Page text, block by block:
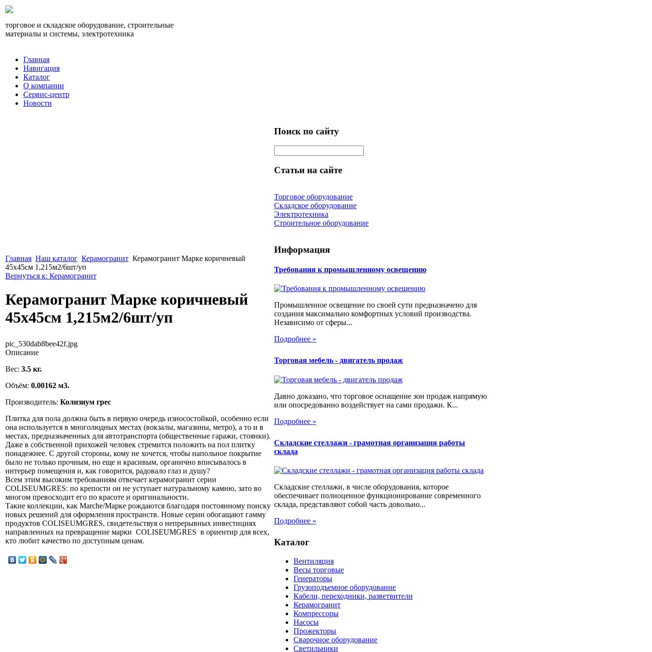
торговое и складское оборудование, строительные
материалы и системы, электротехника
Главная
Навигация
Каталог
О компании
Сервис-центр
Новости
Главная Наш каталог Керамогранит Керамогранит Марке коричневый
45х45см 1,215м2/6шт/уп
Вернуться к: Керамогранит
Керамогранит Марке коричневый
45х45см 1,215м2/6шт/уп
pic_530dab8bee42f.jpg
Описание
Вес: 3.5 кг.
Объём: 0.00162 м3.
Производитель: Колизиум грес
Плитка для пола должна быть в первую очередь износостойкой, особенно если
она используется в многолюдных местах (вокзалы, магазины, метро), а то и в
местах, предназначенных для автотранспорта (общественные гаражи, стоянки).
Даже в собственной прихожей человек стремится положить на пол плитку
понадежнее. С другой стороны, кому не хочется, чтобы напольное покрытие
было не только прочным, но еще и красивым, органично вписывалось в
интерьер помещения и, как говорится, радовало глаз и душу?
Всем этим высоким требованиям отвечает керамогранит серии
COLISEUMGRES: по крепости он не уступает натуральному камню, зато во
многом превосходит его по красоте и оригинальности.
Такие коллекции, как Marche/Марке рождаются благодаря постоянному поиску
новых решений для оформления пространств. Новые серии обогащают гамму
продуктов COLISEUMGRES, свидетельствуя о непрерывных инвестициях
направленных на превращение марки COLISEUMGRES в ориентир для всех,
кто любит качество по доступным ценам.
Поиск по сайту
Статьи на сайте
Торговое оборудование
Складское оборудование
Электротехника
Строительное оборудование
Информация
Требования к промышленному освещению
Промышленное освещение по своей сути предназначено для
создания максимально комфортных условий производства.
Независимо от сферы...
Подробнее »
Торговая мебель - двигатель продаж
Давно доказано, что торговое оснащение зон продаж напрямую
или опосредованно воздействует на сами продажи. К...
Подробнее »
Складские стеллажи - грамотная организация работы
склада
Складские стеллажи, в числе оборудования, которое
обеспечивает полноценное функционирование современного
склада, представляют собой часть довольно...
Подробнее »
Каталог
Вентиляция
Весы торговые
Генераторы
Грузоподъемное оборудование
Кабели, переходники, разветвители
Керамогранит
Компрессоры
Насосы
Прожекторы
Сварочное оборудование
Светильники